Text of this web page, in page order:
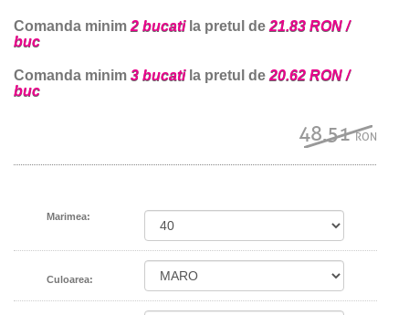
Comanda minim 2 bucatila pretul de 21.83 RON /
buc
Comanda minim 3 bucatila pretul de 20.62 RON /
buc
48.51RON
Marimea:
Culoarea: